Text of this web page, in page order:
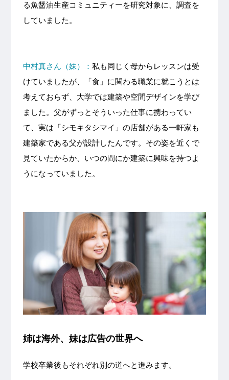
る魚醤油生産コミュニティーを研究対象に、調査を
していました。
中村真さん（妹）： 私も同じく母からレッスンは受
けていましたが、「食」に関わる職業に就こうとは
考えておらず、大学では建築や空間デザインを学び
ました。父がずっとそういった仕事に携わってい
て、実は「シモキタシマイ」の店舗がある一軒家も
建築家である父が設計したんです。その姿を近くで
見ていたからか、いつの間にか建築に興味を持つよ
うになっていました。
姉は海外、妹は広告の世界へ
学校卒業後もそれぞれ別の道へと進みます。